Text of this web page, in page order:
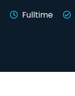
Fulltime